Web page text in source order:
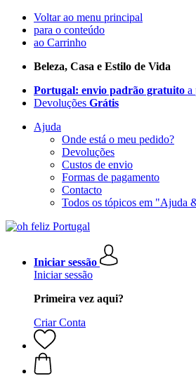
Voltar ao menu principal
para o conteúdo
ao Carrinho
Beleza, Casa e Estilo de Vida
Portugal: envio padrão gratuito a
Devoluções Grátis
Ajuda
Onde está o meu pedido?
Devoluções
Custos de envio
Formas de pagamento
Contacto
Todos os tópicos em "Ajuda
Iniciar sessão
Iniciar sessão
Primeira vez aqui?
Criar Conta